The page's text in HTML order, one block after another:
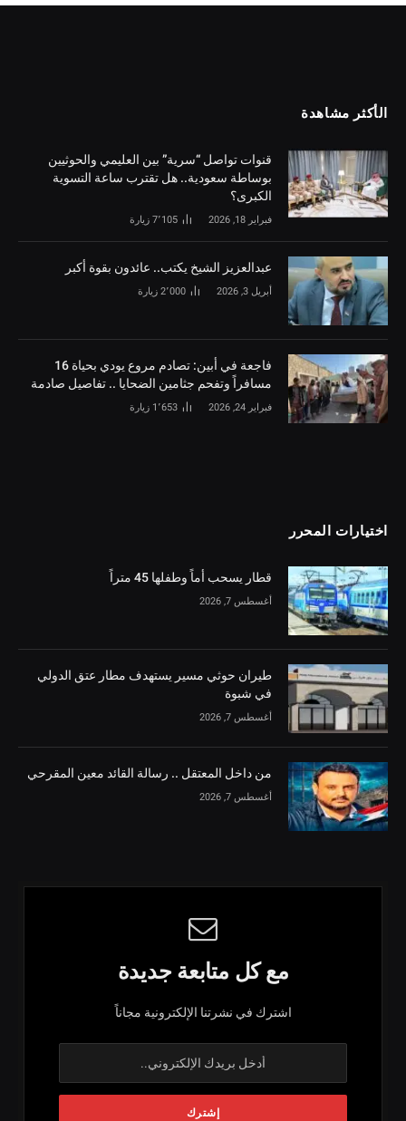
الأكثر مشاهدة
قنوات تواصل “سرية” بين العليمي والحوثيين
بوساطة سعودية.. هل تقترب ساعة التسوية
الكبرى؟
فبراير 18, 2026 7٬105 زيارة
‏عبدالعزيز الشيخ يكتب.. عائدون بقوة أكبر
أبريل 3, 2026 2٬000 زيارة
فاجعة في أبين: تصادم مروع يودي بحياة 16
مسافراً وتفحم جثامين الضحايا .. تفاصيل صادمة
فبراير 24, 2026 1٬653 زيارة
اختيارات المحرر
قطار يسحب أماً وطفلها 45 متراً
أغسطس 7, 2026
طيران حوثي مسير يستهدف مطار عتق الدولي
في شبوة
أغسطس 7, 2026
من داخل المعتقل .. رسالة القائد معين المقرحي
أغسطس 7, 2026
مع كل متابعة جديدة
اشترك في نشرتنا الإلكترونية مجاناً